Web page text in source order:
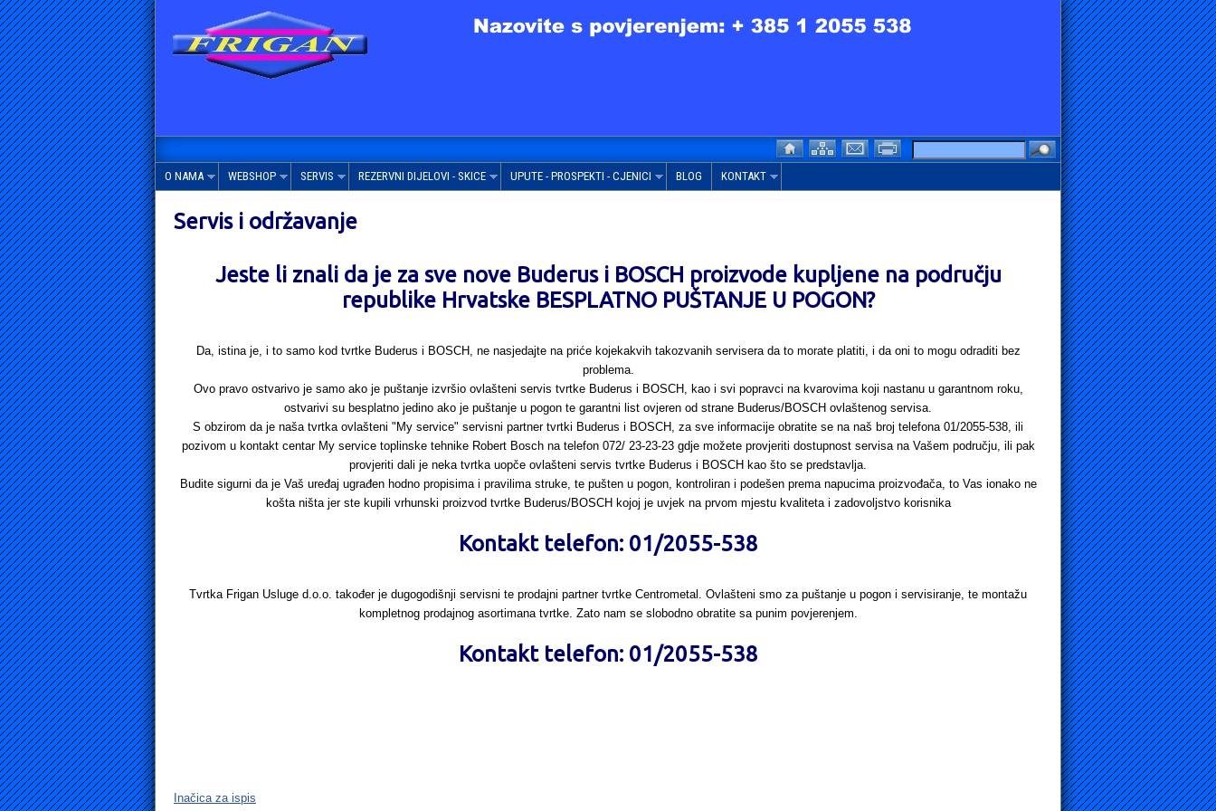
O NAMA WEBSHOP SERVIS REZERVNI DIJELOVI - SKICE UPUTE - PROSPEKTI - CJENICI BLOG KONTAKT
Servis i održavanje
Jeste li znali da je za sve nove Buderus i BOSCH proizvode kupljene na području
republike Hrvatske BESPLATNO PUŠTANJE U POGON?
Da, istina je, i to samo kod tvrtke Buderus i BOSCH, ne nasjedajte na priće kojekakvih takozvanih servisera da to morate platiti, i da oni to mogu odraditi bez
problema.
Ovo pravo ostvarivo je samo ako je puštanje izvršio ovlašteni servis tvrtke Buderus i BOSCH, kao i svi popravci na kvarovima koji nastanu u garantnom roku,
ostvarivi su besplatno jedino ako je puštanje u pogon te garantni list ovjeren od strane Buderus/BOSCH ovlaštenog servisa.
S obzirom da je naša tvrtka ovlašteni "My service" servisni partner tvrtki Buderus i BOSCH, za sve informacije obratite se na naš broj telefona 01/2055-538, ili
pozivom u kontakt centar My service toplinske tehnike Robert Bosch na telefon 072/ 23-23-23 gdje možete provjeriti dostupnost servisa na Vašem području, ili pak
provjeriti dali je neka tvrtka uopče ovlašteni servis tvrtke Buderus i BOSCH kao što se predstavlja.
Budite sigurni da je Vaš uređaj ugrađen hodno propisima i pravilima struke, te pušten u pogon, kontroliran i podešen prema napucima proizvođača, to Vas ionako ne
košta ništa jer ste kupili vrhunski proizvod tvrtke Buderus/BOSCH kojoj je uvjek na prvom mjestu kvaliteta i zadovoljstvo korisnika
Kontakt telefon: 01/2055-538
Tvrtka Frigan Usluge d.o.o. također je dugogodišnji servisni te prodajni partner tvrtke Centrometal. Ovlašteni smo za puštanje u pogon i servisiranje, te montažu
kompletnog prodajnog asortimana tvrtke. Zato nam se slobodno obratite sa punim povjerenjem.
Kontakt telefon: 01/2055-538
Inačica za ispis